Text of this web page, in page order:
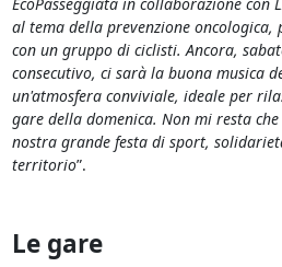
al tema della prevenzione oncologica,
con un gruppo di ciclisti. Ancora,
consecutivo, ci sarà la buona musica
un'atmosfera conviviale, ideale per
gare della domenica. Non mi resta
nostra grande festa di sport,
territorio”.
Le gare